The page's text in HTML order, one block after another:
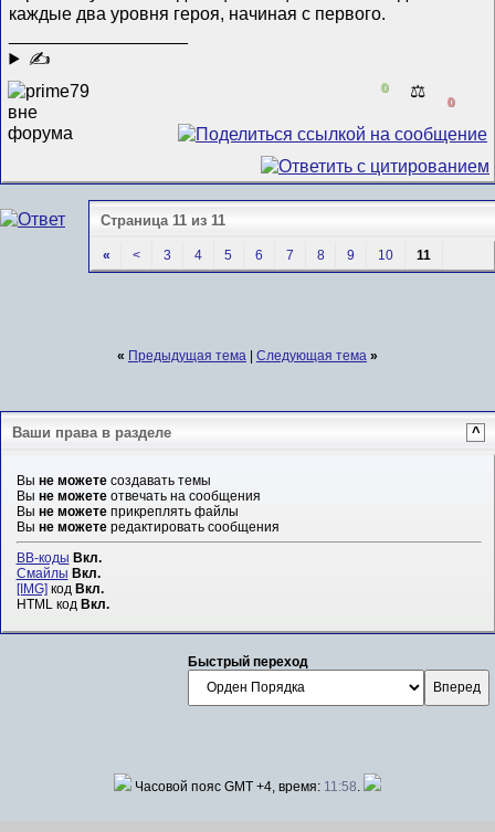
каждые два уровня героя, начиная с первого.
✍
0 ⚖️
0
Страница 11 из 11
« < 3 4 5 6 7 8 9 10 11
« Предыдущая тема Следующая тема »
Ваши права в разделе ^
Вы не можетесоздавать темы
Вы не можетеотвечать на сообщения
Вы не можетеприкреплять файлы
Вы не можетередактировать сообщения
BB-коды Вкл.
Смайлы Вкл.
[IMG] код Вкл.
HTML код Вкл.
Быстрый переход
Часовой пояс GMT +4, время: 11:58